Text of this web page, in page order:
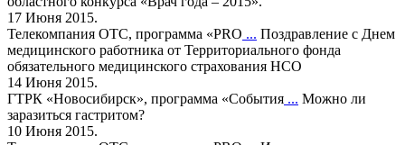
17 Июня 2015.
Телекомпания ОТС, программа «PRO ... Поздравление с Днем
медицинского работника от Территориального фонда
обязательного медицинского страхования НСО
14 Июня 2015.
ГТРК «Новосибирск», программа «События ... Можно ли
заразиться гастритом?
10 Июня 2015.